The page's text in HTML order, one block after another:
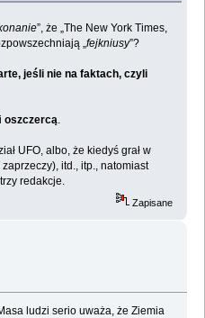
”, że „The New York Times,
„fejkniusy”?
jeśli nie na faktach, czyli
ioszczercą
UFO, albo, że kiedyś grał w
itd., itp., natomiast
redakcje.
Zapisane
ludzi serio uważa, że Ziemia